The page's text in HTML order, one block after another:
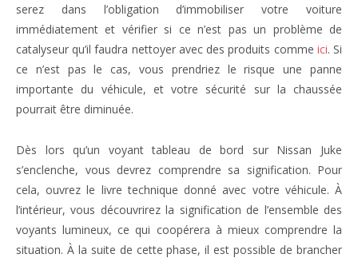
serez dans l’obligation d’immobiliser votre voiture
immédiatement et vérifier si ce n’est pas un problème de
catalyseur qu’il faudra nettoyer avec des produits comme ici. Si
ce n’est pas le cas, vous prendriez le risque une panne
importante du véhicule, et votre sécurité sur la chaussée
pourrait être diminuée.
Dès lors qu’un voyant tableau de bord sur Nissan Juke
s’enclenche, vous devrez comprendre sa signification. Pour
cela, ouvrez le livre technique donné avec votre véhicule. À
l’intérieur, vous découvrirez la signification de l’ensemble des
voyants lumineux, ce qui coopérera à mieux comprendre la
situation. À la suite de cette phase, il est possible de brancher